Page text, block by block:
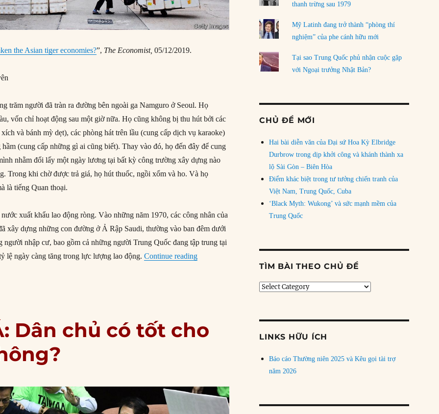
the Asian tiger economies?”, The Economist,05/12/2019.
trăm người đã tràn ra đường bên ngoài ga Namguro ở Seoul. Họ
vốn chỉ hoạt động sau một giờ nữa. Họ cũng không bị thu hút bởi các
và bánh mỳ dẹt), các phòng hát trên lầu (cung cấp dịch vụ karaoke)
hầm (cung cấp những gì ai cũng biết). Thay vào đó, họ đến đây để cung
nhằm đổi lấy một ngày lương tại bất kỳ công trường xây dựng nào
Trong khi chờ được trả giá, họ hút thuốc, ngồi xổm và ho. Và họ
là tiếng Quan thoại.
xuất khẩu lao động ròng. Vào những năm 1970, các công nhân của
xây dựng những con đường ở Ả Rập Saudi, thường vào ban đêm dưới
người nhập cư, bao gồm cả những người Trung Quốc đang tập trung tại
lệ ngày càng tăng trong lực lượng lao động.Continue reading“Bốn con hổ châu Á: Dân số già hóa có làm suy yếu nền kinh tế?”
Dân chủ có tốt cho
thanh trừng sau 1979
Mỹ Latinh đang trở thành “phòng thí
nghiệm” của phe cánh hữu mới
Tại sao Trung Quốc phủ nhận cuộc gặp
với Ngoại trưởng Nhật Bản?
CHỦ ĐỀ MỚI
Hai bài diễn văn của Đại sứ Hoa Kỳ Elbridge
Durbrow trong dịp khởi công và khánh thành xa
lộ Sài Gòn – Biên Hòa
Điểm khác biệt trong tư tưởng chiến tranh của
Việt Nam, Trung Quốc, Cuba
‘Black Myth: Wukong’ và sức mạnh mềm của
Trung Quốc
TÌM BÀI THEO CHỦ ĐỀ
Tìm
LINKS HỮU ÍCH
Báo cáo Thường niên 2025 và Kêu gọi tài trợ
năm 2026